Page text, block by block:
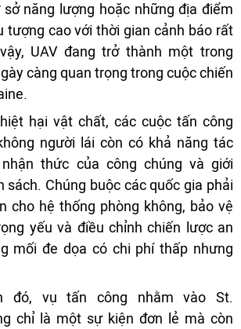
năng lượng hoặc những địa điểm
tượng cao với thời gian cảnh báo rất
UAV đang trở thành một trong
càng quan trọng trong cuộc chiến
hại vật chất, các cuộc tấn công
người lái còn có khả năng tác
thức của công chúng và giới
sách. Chúng buộc các quốc gia phải
cho hệ thống phòng không, bảo vệ
yếu và điều chỉnh chiến lược an
mối đe dọa có chi phí thấp nhưng
đó, vụ tấn công nhằm vào St.
chỉ là một sự kiện đơn lẻ mà còn